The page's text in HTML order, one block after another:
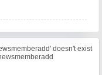
doesn't exist